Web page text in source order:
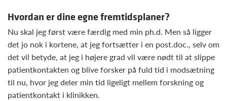
Hvordan er dine egne fremtidsplaner?
Nu skal jeg først være færdig med min ph.d. Men så ligger
det jo nok i kortene, at jeg fortsætter i en post.doc., selv om
det vil betyde, at jeg i højere grad vil være nødt til at slippe
patientkontakten og blive forsker på fuld tid i modsætning
til nu, hvor jeg deler min tid ligeligt mellem forskning og
patientkontakt i klinikken.